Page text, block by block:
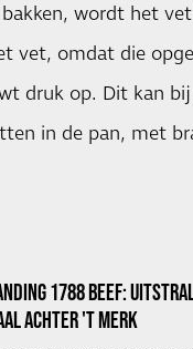
wordt het
vet, omdat die
druk op. Dit kan
in de pan, met
1788 BEEF:
ACHTER 'T MERK